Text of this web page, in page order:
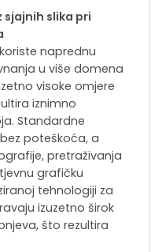
sjajnih slika pri
naprednu
u više domena
visoke omjere
iznimno
Standardne
poteškoća, a
pretraživanja
grafičku
tehnologiji za
izuzetno širok
što rezultira